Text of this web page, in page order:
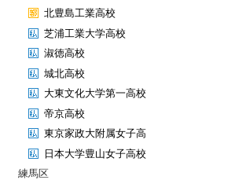
北豊島工業高校
芝浦工業大学高校
淑徳高校
城北高校
大東文化大学第一高校
帝京高校
東京家政大附属女子高
日本大学豊山女子高校
練馬区